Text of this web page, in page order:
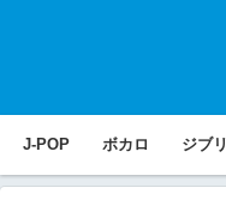
J-POP ボカロ ジブリ